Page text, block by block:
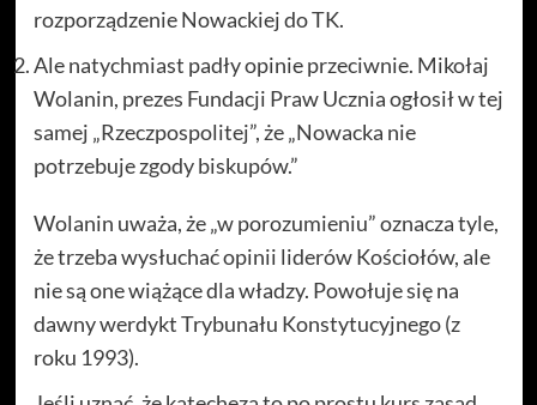
rozporządzenie Nowackiej do TK.
Ale natychmiast padły opinie przeciwnie. Mikołaj
Wolanin, prezes Fundacji Praw Ucznia ogłosił w tej
samej „Rzeczpospolitej”, że „Nowacka nie
potrzebuje zgody biskupów.”
Wolanin uważa, że „w porozumieniu” oznacza tyle,
że trzeba wysłuchać opinii liderów Kościołów, ale
nie są one wiążące dla władzy. Powołuje się na
dawny werdykt Trybunału Konstytucyjnego (z
roku 1993).